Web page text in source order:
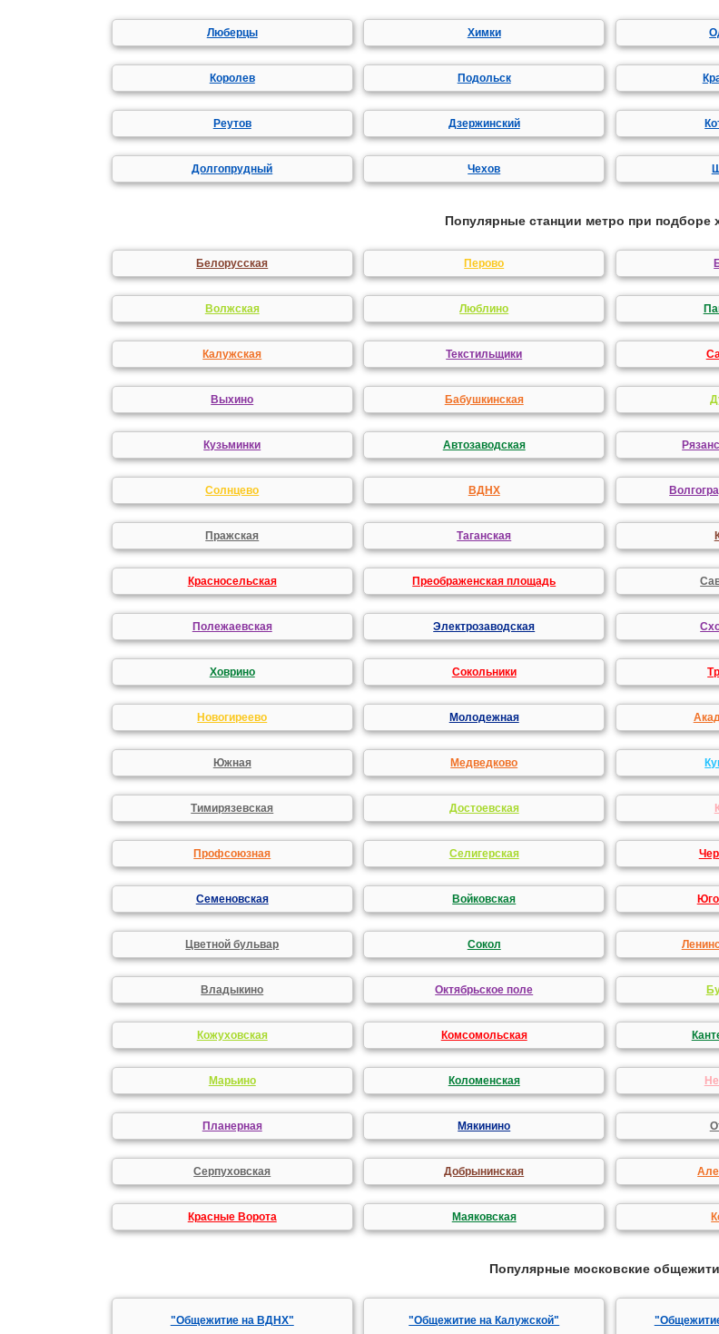
Люберцы Химки
Королев Подольск
Реутов Дзержинский
Долгопрудный Чехов
Популярные станции метро при подборе
Белорусская Перово
Волжская Люблино
Калужская Текстильщики
Выхино Бабушкинская
Кузьминки Автозаводская
Солнцево ВДНХ
Пражская Таганская
Красносельская Преображенская площадь
Полежаевская Электрозаводская
Ховрино Сокольники
Новогиреево Молодежная
Южная Медведково
Тимирязевская Достоевская
Профсоюзная Селигерская
Семеновская Войковская
Цветной бульвар Сокол
Владыкино Октябрьское поле
Кожуховская Комсомольская
Марьино Коломенская
Планерная Мякинино
Серпуховская Добрынинская
Красные Ворота Маяковская
Популярные московские
"Общежитие на ВДНХ" "Общежитие на Калужской"